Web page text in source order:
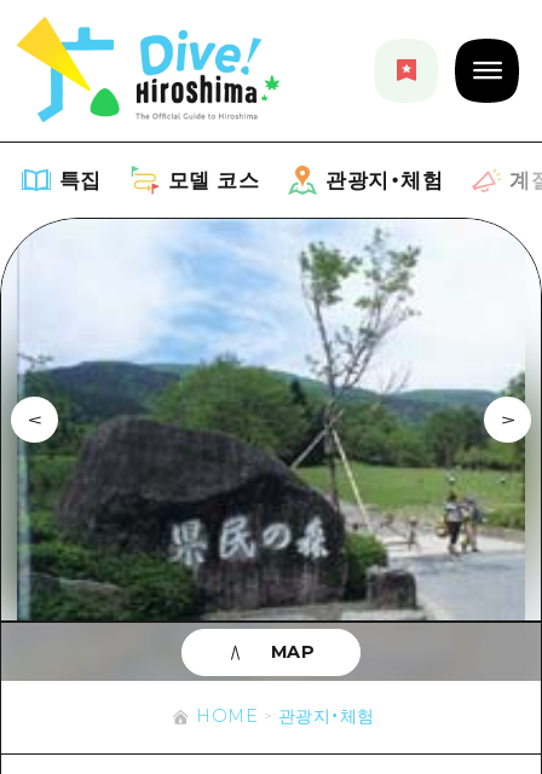
특집 모델 코스 관광지・체험 계
목록
추천
아트
이벤트/축제
음식/술
사이클링
쇼핑
스포츠
나이트 라이프
모델 코스
목록
Dive! Hiroshima 공식 가이드
Hiroshima Moshimo Travel
히로시마시 주변
아키(安芸)
빈고(備後)
관광지・체험
히로시마시 주변
아키(安芸)
빈고(備後)
비북(備北)
게이호쿠(芸北)
계절 정보
이벤트
유용한 정보
목록
접근
HOME 관광지・체험
MAP